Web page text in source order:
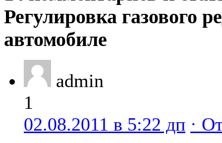
Регулировка газового
автомобиле
admin
1
02.08.2011 в 5:22 дп ·